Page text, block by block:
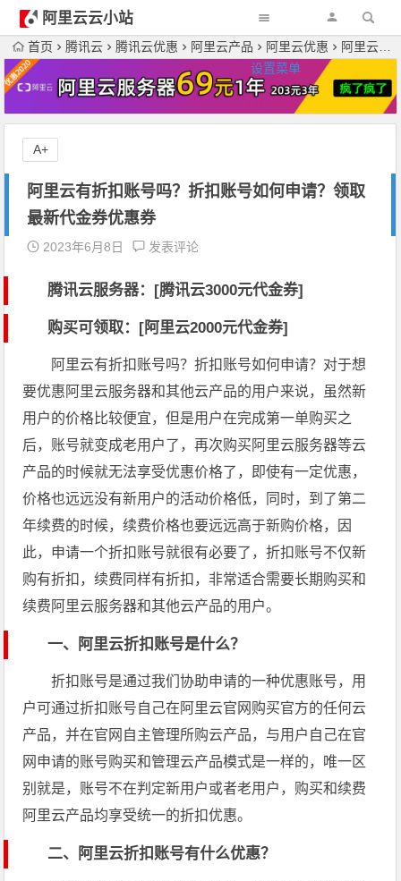
阿里云云小站
设置菜单
首页 腾讯云 腾讯云优惠 阿里云产品 阿里云优惠 阿里云有折扣账号吗？折扣账号如何申请？领取最新代金券优惠券
阿里云有折扣账号吗？折扣账号如何申请？领取
最新代金券优惠券
2023年6月8日 发表评论
腾讯云服务器：[腾讯云3000元代金券]
购买可领取：[阿里云2000元代金券]
阿里云有折扣账号吗？折扣账号如何申请？对于想
要优惠阿里云服务器和其他云产品的用户来说，虽然新
用户的价格比较便宜，但是用户在完成第一单购买之
后，账号就变成老用户了，再次购买阿里云服务器等云
产品的时候就无法享受优惠价格了，即使有一定优惠，
价格也远远没有新用户的活动价格低，同时，到了第二
年续费的时候，续费价格也要远远高于新购价格，因
此，申请一个折扣账号就很有必要了，折扣账号不仅新
购有折扣，续费同样有折扣，非常适合需要长期购买和
续费阿里云服务器和其他云产品的用户。
一、阿里云折扣账号是什么？
折扣账号是通过我们协助申请的一种优惠账号，用
户可通过折扣账号自己在阿里云官网购买官方的任何云
产品，并在官网自主管理所购云产品，与用户自己在官
网申请的账号购买和管理云产品模式是一样的，唯一区
别就是，账号不在判定新用户或者老用户，购买和续费
阿里云产品均享受统一的折扣优惠。
二、阿里云折扣账号有什么优惠？
A+